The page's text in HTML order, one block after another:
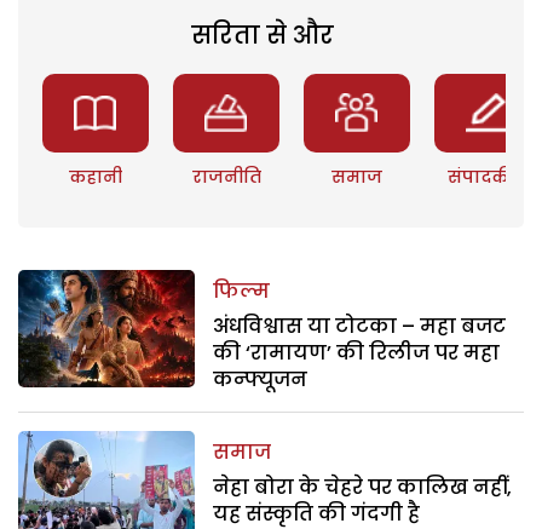
सरिता से और
कहानी राजनीति समाज संपादकीय
फिल्म
अंधविश्वास या टोटका – महा बजट
की ‘रामायण’ की रिलीज पर महा
कन्फ्यूजन
समाज
नेहा बोरा के चेहरे पर कालिख नहीं,
यह संस्कृति की गंदगी है